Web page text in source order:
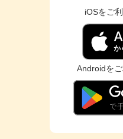
iOSをご
Androidを